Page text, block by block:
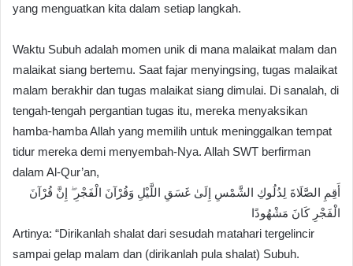
yang menguatkan kita dalam setiap langkah.
​Waktu Subuh adalah momen unik di mana malaikat malam dan
malaikat siang bertemu. Saat fajar menyingsing, tugas malaikat
malam berakhir dan tugas malaikat siang dimulai. Di sanalah, di
tengah-tengah pergantian tugas itu, mereka menyaksikan
hamba-hamba Allah yang memilih untuk meninggalkan tempat
tidur mereka demi menyembah-Nya. Allah SWT berfirman
dalam Al-Qur’an,
​أَقِمِ الصَّلَاةَ لِدُلُوكِ الشَّمْسِ إِلَىٰ غَسَقِ اللَّيْلِ وَقُرْآنَ الْفَجْرِ ۖ إِنَّ قُرْآنَ
الْفَجْرِ كَانَ مَشْهُودًا
​Artinya: “Dirikanlah shalat dari sesudah matahari tergelincir
sampai gelap malam dan (dirikanlah pula shalat) Subuh.